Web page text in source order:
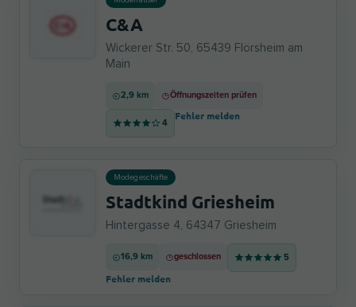
C&A
Wickerer Str. 50, 65439 Flörsheim am
Main
2,9 km Öffnungszeiten prüfen
4
Fehler melden
Modegeschäfte
Stadtkind Griesheim
Hintergasse 4, 64347 Griesheim
16,9 km geschlossen 5
Fehler melden